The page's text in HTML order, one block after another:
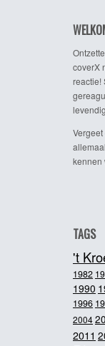
coverX
reactie!
kennen
TAGS
't
1982
1990
1996
2004
2011